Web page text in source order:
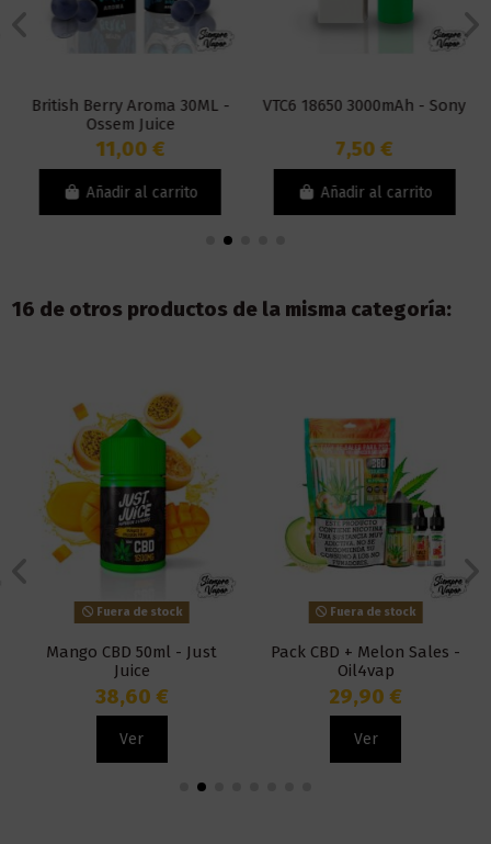
British Berry Aroma 30ML -
Ossem Juice
11,00 €
Añadir al carrito
VTC6 18650 3000mAh - Sony
7,50 €
Añadir al carrito
16 de otros productos de la misma categoría:
Fuera de stock
Mango CBD 50ml - Just
Juice
38,60 €
Ver
Fuera de stock
Pack CBD + Melon Sales -
Oil4vap
29,90 €
Ver